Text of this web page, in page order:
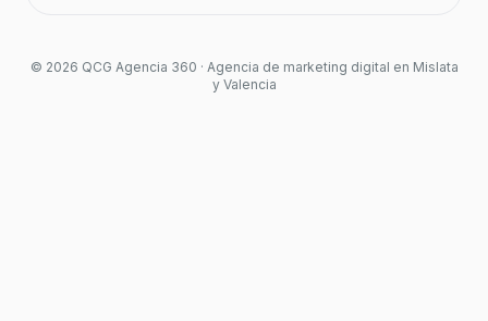
© 2026 QCG Agencia 360 · Agencia de marketing digital en Mislata
y Valencia